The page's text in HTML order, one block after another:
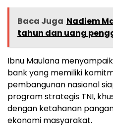
Baca Juga Nadiem
tahun dan uang
Ibnu Maulana
bank yang memiliki
pembangunan nasional
program strategis TNI,
dengan ketahanan
ekonomi masyarakat.